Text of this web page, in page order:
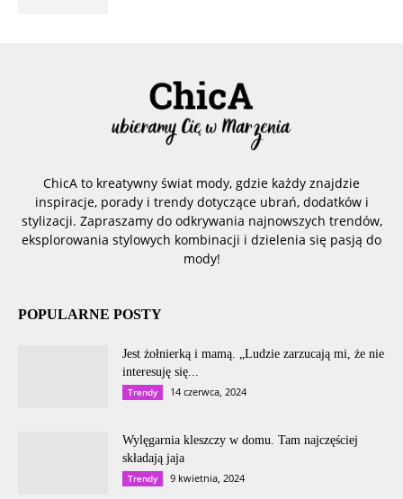
ChicA to kreatywny świat mody, gdzie każdy znajdzie
inspiracje, porady i trendy dotyczące ubrań, dodatków i
stylizacji. Zapraszamy do odkrywania najnowszych trendów,
eksplorowania stylowych kombinacji i dzielenia się pasją do
mody!
POPULARNE POSTY
Jest żołnierką i mamą. „Ludzie zarzucają mi, że nie
interesuję się...
Trendy 14 czerwca, 2024
Wylęgarnia kleszczy w domu. Tam najczęściej
składają jaja
Trendy 9 kwietnia, 2024